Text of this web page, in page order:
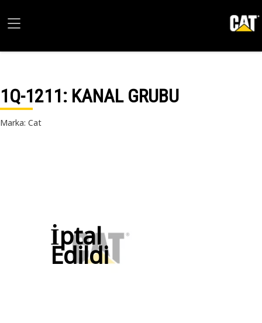
1Q-1211: KANAL GRUBU
Marka: Cat
İptal
Edildi